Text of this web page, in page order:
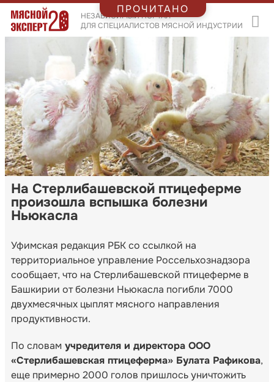
НЕЗАВИСИМЫЙ ПОРТАЛ
ДЛЯ СПЕЦИАЛИСТОВ МЯСНОЙ ИНДУСТРИИ
На Стерлибашевской птицеферме
произошла вспышка болезни
Ньюкасла
Уфимская редакция РБК со ссылкой на
территориальное управление Россельхознадзора
сообщает, что на Стерлибашевской птицеферме в
Башкирии от болезни Ньюкасла погибли 7000
двухмесячных цыплят мясного направления
продуктивности.
По словам учредителя и директора ООО
«Стерлибашевская птицеферма» Булата Рафикова,
еще примерно 2000 голов пришлось уничтожить
ПРОЧИТАНО